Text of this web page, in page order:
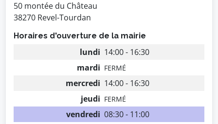
50 montée du Château
38270 Revel-Tourdan
Horaires d'ouverture de la mairie
lundi 14:00 - 16:30
mardi FERMÉ
mercredi 14:00 - 16:30
jeudi FERMÉ
vendredi 08:30 - 11:00